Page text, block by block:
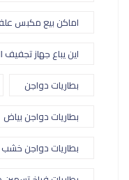
اماكن بيع مكبس
اين يباع جهاز
بطاريات دواجن
بطاريات دواجن بياض
بطاريات دواجن خشب